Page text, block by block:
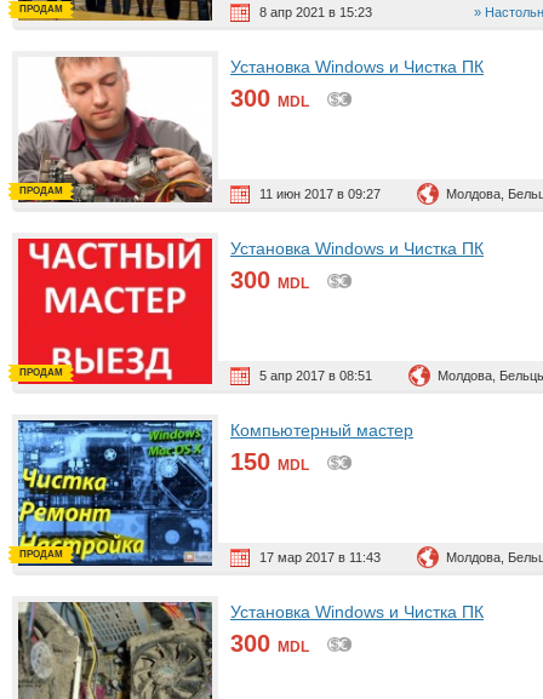
8 апр 2021 в 15:23
ПРОДАМ
Установка Windows и Чистка ПК
300 MDL
11 июн 2017 в 09:27 Молдова,
ПРОДАМ
Установка Windows и Чистка ПК
300 MDL
5 апр 2017 в 08:51 Молдова,
ПРОДАМ
Компьютерный мастер
150 MDL
17 мар 2017 в 11:43 Молдова,
ПРОДАМ
Установка Windows и Чистка ПК
300 MDL